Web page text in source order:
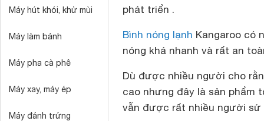
Máy hút khói, khử mùi
Máy làm bánh
Máy pha cà phê
Máy xay, máy ép
Máy đánh trứng
phát triển .
Bình nóng lạnh Kangaroo có
nóng khá nhanh và rất an
Dù được nhiều người cho
cao nhưng đây là sản phẩm
vẫn được rất nhiều người sử